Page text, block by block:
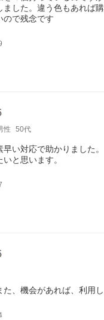
ました。違う色もあれば
ので残念です
性 50代
い対応で助かりました。
と思います。
、機会があれば、利用し